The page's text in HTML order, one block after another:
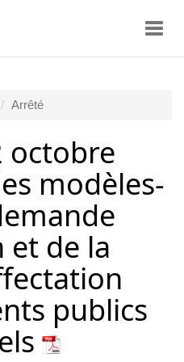
Arrêté
octobre
modèles-
et de la
publics